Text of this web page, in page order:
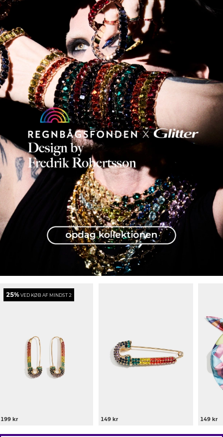
25%VED KØB AF MINDST 2
199 kr 149 kr 149 kr